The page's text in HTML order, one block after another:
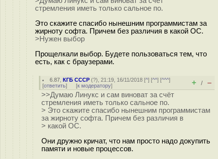
стремления иметь только сальное по.
Это скажите спасибо нынешним программистам за
жирноту софта. Причем без различия в какой ОС.
>Нужен выбор
Прощелкали выбор. Будете пользоваться тем, что
есть, как с браузерами.
6.87 ,КГБ СССР (?), 21:19, 16/11/2018 [^] [^^] [^^^]
[ответить] [к модератору] + / –
>>Думаю Линукс и сам виноват за счёт
стремления иметь только сальное по.
> Это скажите спасибо нынешним программистам
за жирноту софта. Причем без различия в
> какой ОС.
Они дружно кричат, что нам просто надо докупить
памяти и новые процессов.